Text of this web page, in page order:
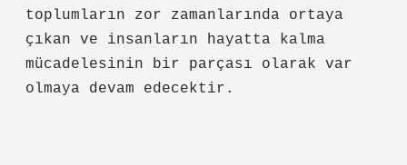
toplumların zor zamanlarında ortaya
çıkan ve insanların hayatta kalma
mücadelesinin bir parçası olarak var
olmaya devam edecektir.